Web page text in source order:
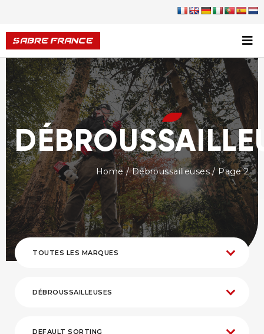
Home/Débroussailleuses/ Page 2